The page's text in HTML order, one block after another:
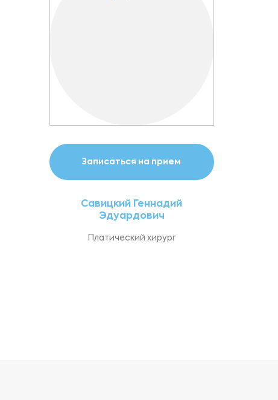
Записаться на прием
Савицкий Геннадий
Эдуардович
Платический хирург